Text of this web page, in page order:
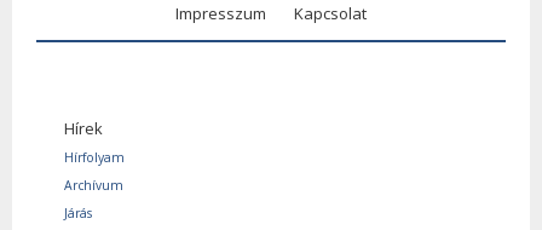
Impresszum
Kapcsolat
Hírek
Hírfolyam
Archívum
Járás